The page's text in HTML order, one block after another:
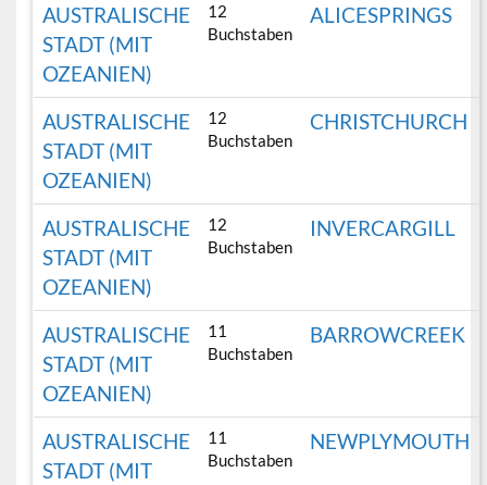
AUSTRALISCHE
STADT (MIT
OZEANIEN)
12
Buchstaben
ALICESPRINGS
AUSTRALISCHE
STADT (MIT
OZEANIEN)
12
Buchstaben
CHRISTCHURCH
AUSTRALISCHE
STADT (MIT
OZEANIEN)
12
Buchstaben
INVERCARGILL
AUSTRALISCHE
STADT (MIT
OZEANIEN)
11
Buchstaben
BARROWCREEK
AUSTRALISCHE
STADT (MIT
11
Buchstaben
NEWPLYMOUTH